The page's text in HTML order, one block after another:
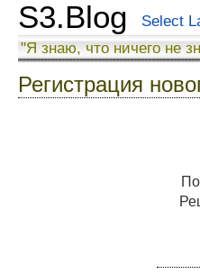
S3.Blog Select
"Я знаю, что ничего не
Регистрация